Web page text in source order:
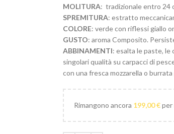
MOLITURA: tradizionale entro 24
SPREMITURA: estratto
COLORE: verde con riflessi giallo
GUSTO: aroma Composito.
ABBINAMENTI: esalta le paste, le
singolari qualità su carpacci di
con una fresca mozzarella o
Rimangono ancora 199,00€per